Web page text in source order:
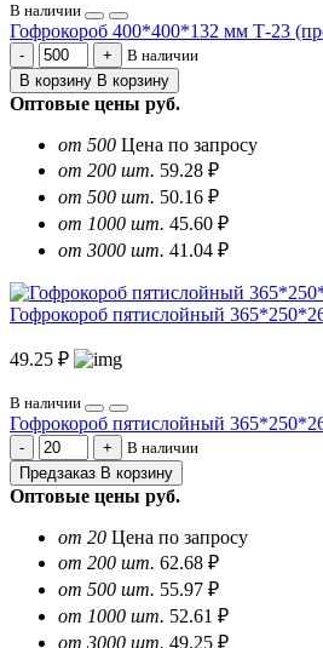
В наличии
Гофрокороб 400*400*132 мм Т-23
В наличии
В корзину В корзину
Оптовые цены руб.
от 500 Цена по запросу
от 200 шт. 59.28 ₽
от 500 шт. 50.16 ₽
от 1000 шт. 45.60 ₽
от 3000 шт. 41.04 ₽
Гофрокороб пятислойный
49.25 ₽
В наличии
Гофрокороб пятислойный
В наличии
Предзаказ В корзину
Оптовые цены руб.
от 20 Цена по запросу
от 200 шт. 62.68 ₽
от 500 шт. 55.97 ₽
от 1000 шт. 52.61 ₽
от 3000 шт. 49.25 ₽